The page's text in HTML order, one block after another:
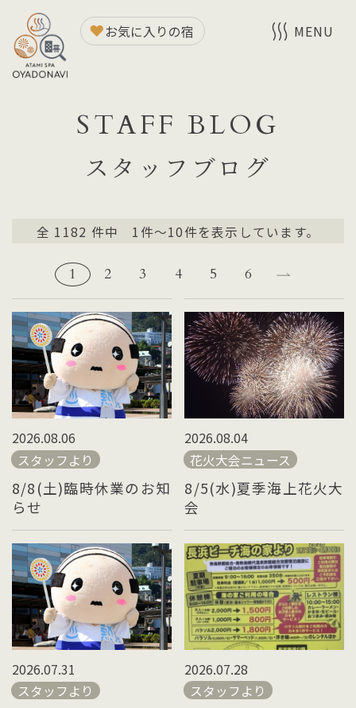
STAFF BLOG
スタッフブログ
お気に入りの宿 MENU
全 1182 件中 1件～10件を表示しています。
1 2 3 4 5 6
2026.08.06
スタッフより
8/8(土)臨時休業のお知
らせ
2026.08.04
花火大会ニュース
8/5(水)夏季海上花火大
会
2026.07.31
スタッフより
2026.07.28
スタッフより